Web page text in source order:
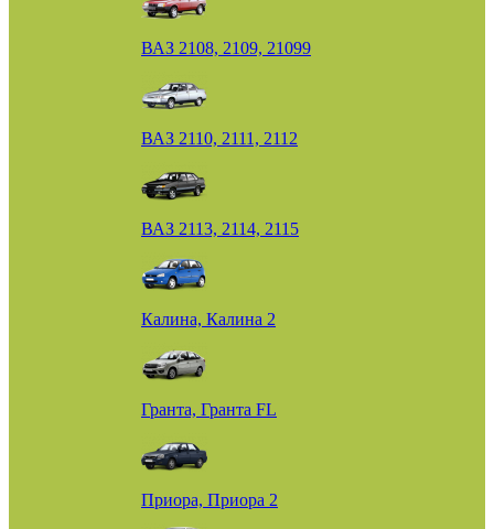
ВАЗ 2108, 2109, 21099
ВАЗ 2110, 2111, 2112
ВАЗ 2113, 2114, 2115
Калина, Калина 2
Гранта, Гранта FL
Приора, Приора 2